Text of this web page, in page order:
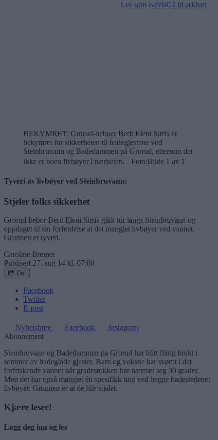
Les som e-avisGå til arkivet
BEKYMRET: Grorud-beboer Berit Eleni Sirris er
bekymret for sikkerheten til badegjestene ved
Steinbruvann og Badedammen på Grorud, ettersom det
ikke er noen livbøyer i nærheten. Foto:Bilde 1 av 1
Tyveri av livbøyer ved Steinbruvann:
Stjeler folks sikkerhet
Grorud-bebor Berit Eleni Sirris gikk tur langs Steinbruvann og
oppdaget til sin forferdelse at det manglet livbøyer ved vannet.
Grunnen er tyveri.
Caroline Bremer
Publisert 27. aug 14 kl. 07:00
Del
Facebook
Twitter
E-post
Nyhetsbrev Facebook
Instagram
Abonnement
Steinbruvann og Badedammen på Grorud har blitt flittig brukt i
sommer av badeglade gjester. Barn og voksne har svømt i det
forfriskende vannet når gradestokken har nærmet seg 30 grader.
Men det har også manglet én spesifikk ting ved begge badestedene:
livbøyer. Grunnen er at de blir stjålet.
Kjære leser!
Logg deg inn og les